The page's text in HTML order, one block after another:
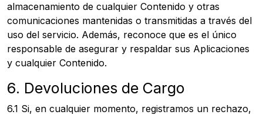
almacenamiento de cualquier Contenido y otras
comunicaciones mantenidas o transmitidas a través del
uso del servicio. Además, reconoce que es el único
responsable de asegurar y respaldar sus Aplicaciones
y cualquier Contenido.
6. Devoluciones de Cargo
6.1 Si, en cualquier momento, registramos un rechazo,